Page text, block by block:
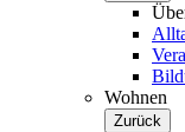
Wohnen
Zurück